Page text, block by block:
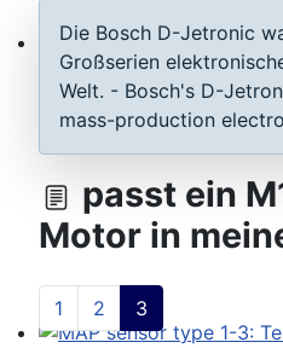
ECU D-Jetronic & KE-
Die Bosch D-Jetronic
Großserien
Welt. - Bosch's D-
mass-production
passt ein
Motor in
1 2 3